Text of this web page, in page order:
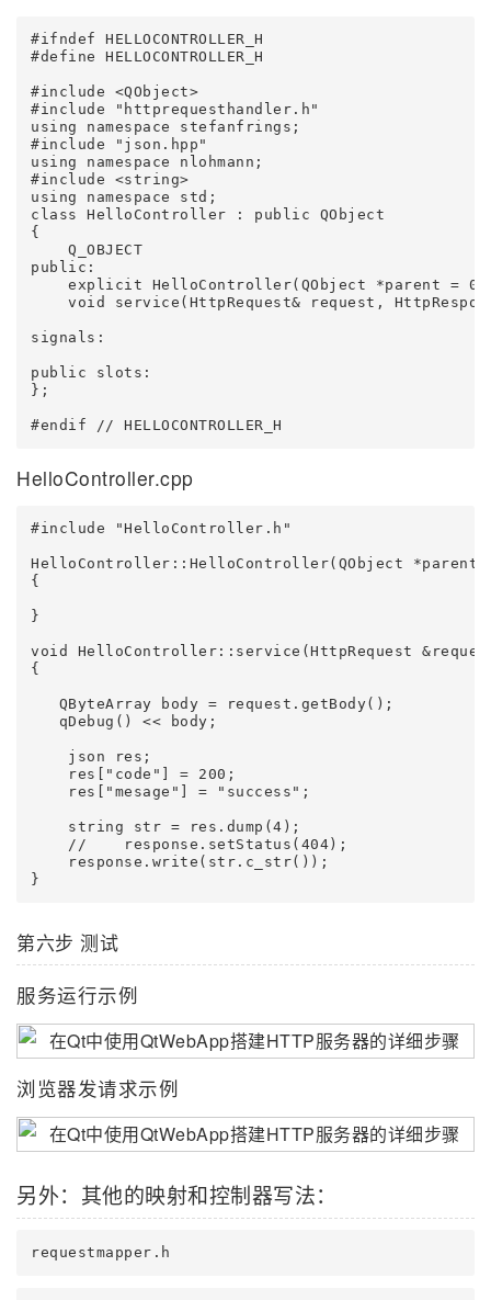
#ifndef HELLOCONTROLLER_H
#define HELLOCONTROLLER_H
#include <QObject>
#include "httprequesthandler.h"
using namespace stefanfrings;
#include "json.hpp"
using namespace nlohmann;
#include <string>
using namespace std;
class HelloController : public QObject
{
    Q_OBJECT
public:
explicit HelloController(QObject *parent =
void service(HttpRequest& request,
signals:
public slots:
};
HelloController.cpp
#include "HelloController.h"
HelloController::HelloController(QObject
{
}
void HelloController::service(HttpRequest
{
   QByteArray body = request.getBody();
   qDebug() << body;
    json res;
    res["code"] = 200;
    res["mesage"] = "success";
    string str = res.dump(4);
    //    response.setStatus(404);
    response.write(str.c_str());
第六步 测试
服务运行示例
浏览器发请求示例
另外：其他的映射和控制器写法：
requestmapper.h